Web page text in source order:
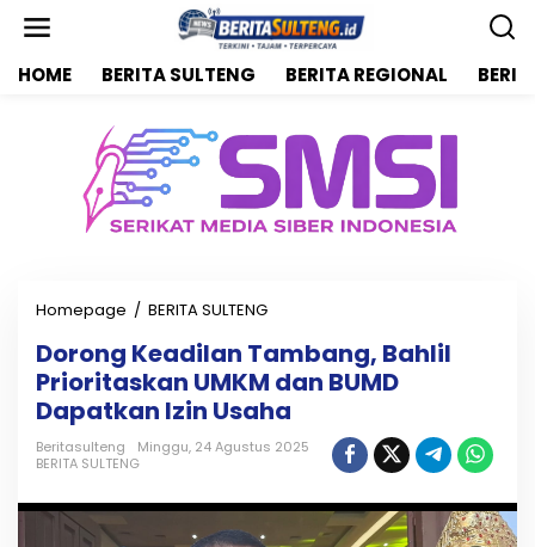
HOME BERITA SULTENG BERITA REGIONAL
Homepage / BERITA SULTENG
r
o
n
g
K
d
Dorong Keadilan Tambang, Bahlil
Prioritaskan UMKM dan BUMD
Dapatkan Izin Usaha
Beritasulteng
Minggu, 24 Agustus 2025
BERITA SULTENG